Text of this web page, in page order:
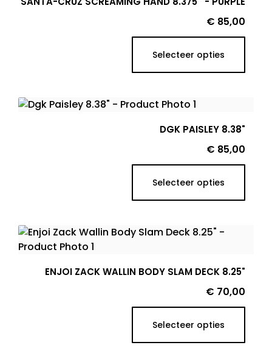
Prijs
€ 85,00
Selecteer opties
DGK PAISLEY 8.38"
Prijs
€ 85,00
Selecteer opties
ENJOI ZACK WALLIN BODY SLAM DECK 8.25"
Prijs
€ 70,00
Selecteer opties